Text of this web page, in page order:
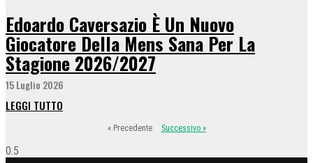
Edoardo Caversazio È Un Nuovo
Giocatore Della Mens Sana Per La
Stagione 2026/2027
15 Luglio 2026
LEGGI TUTTO
« Precedente Successivo »